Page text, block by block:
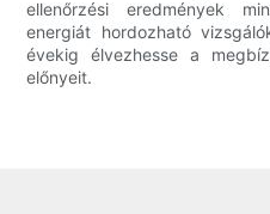
ellenőrzési eredmények
energiát hordozható
évekig élvezhesse a
előnyeit.